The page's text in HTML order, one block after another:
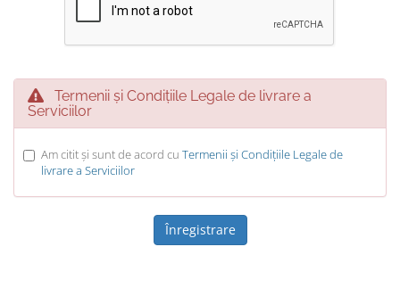
Termenii și Condițiile Legale de livrare a
Serviciilor
Am citit și sunt de acord cu Termenii și Condițiile Legale de
livrare a Serviciilor